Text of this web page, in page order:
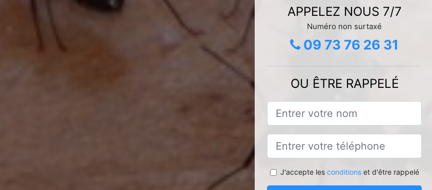
APPELEZ NOUS 7/7
Numéro non surtaxé
09 73 76 26 31
OU ÊTRE RAPPELÉ
J'accepte les conditionset d'être rappelé